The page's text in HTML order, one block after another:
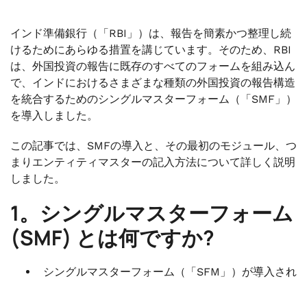
インド準備銀行（「RBI」）は、報告を簡素かつ整理し続
けるためにあらゆる措置を講じています。そのため、RBI
は、外国投資の報告に既存のすべてのフォームを組み込ん
で、インドにおけるさまざまな種類の外国投資の報告構造
を統合するためのシングルマスターフォーム（「SMF」）
を導入しました。
この記事では、SMFの導入と、その最初のモジュール、つ
まりエンティティマスターの記入方法について詳しく説明
しました。
1。シングルマスターフォーム
(SMF) とは何ですか?
シングルマスターフォーム（「SFM」）が導入され